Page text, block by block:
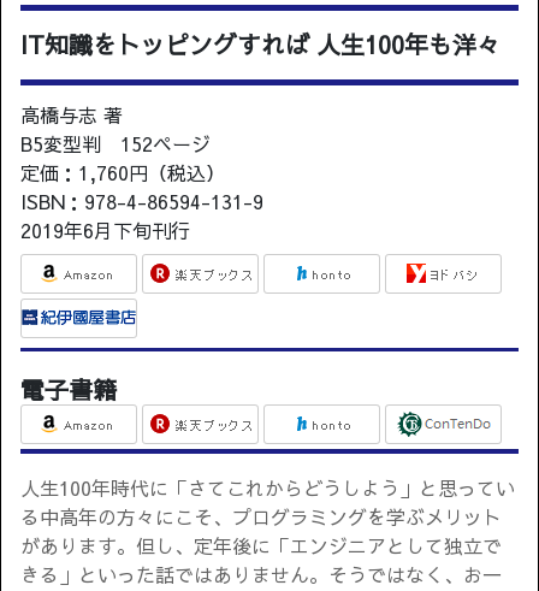
IT知識をトッピングすれば 人生100年も洋々
高橋与志 著
B5変型判 152ページ
定価：1,760円（税込）
ISBN：978-4-86594-131-9
2019年6月下旬刊行
電子書籍
人生100年時代に「さてこれからどうしよう」と思ってい
る中高年の方々にこそ、プログラミングを学ぶメリット
があります。但し、定年後に「エンジニアとして独立で
きる」といった話ではありません。そうではなく、お一